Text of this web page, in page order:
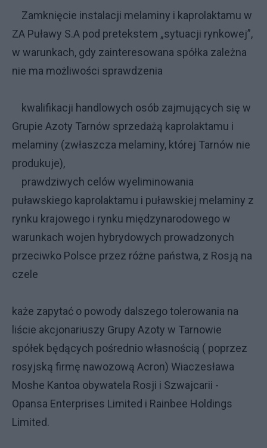
Zamknięcie instalacji melaminy i kaprolaktamu w
ZA Puławy S.A pod pretekstem „sytuacji rynkowej”,
w warunkach, gdy zainteresowana spółka zależna
nie ma możliwości sprawdzenia
kwalifikacji handlowych osób zajmujących się w
Grupie Azoty Tarnów sprzedażą kaprolaktamu i
melaminy (zwłaszcza melaminy, której Tarnów nie
produkuje),
prawdziwych celów wyeliminowania
puławskiego kaprolaktamu i puławskiej melaminy z
rynku krajowego i rynku międzynarodowego w
warunkach wojen hybrydowych prowadzonych
przeciwko Polsce przez różne państwa, z Rosją na
czele
każe zapytać o powody dalszego tolerowania na
liście akcjonariuszy Grupy Azoty w Tarnowie
spółek będących pośrednio własnością ( poprzez
rosyjską firmę nawozową Acron) Wiaczesława
Moshe Kantoa obywatela Rosji i Szwajcarii -
Opansa Enterprises Limited i Rainbee Holdings
Limited.